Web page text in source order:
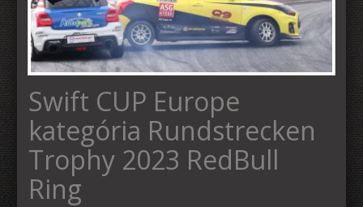
Swift CUP Europe
kategória Rundstrecken
Trophy 2023 RedBull
Ring